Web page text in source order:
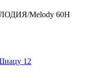
Melody 60Н
12